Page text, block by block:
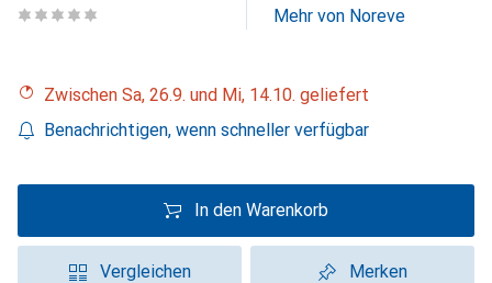
Mehr von Noreve
Zwischen Sa, 26.9. und Mi, 14.10. geliefert
Benachrichtigen, wenn schneller verfügbar
In den Warenkorb
Vergleichen Merken